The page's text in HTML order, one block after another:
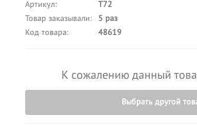
Артикул:
T72
Товар заказывали:
5 раз
Код товара:
48619
К сожалению данный
Выбрать другой